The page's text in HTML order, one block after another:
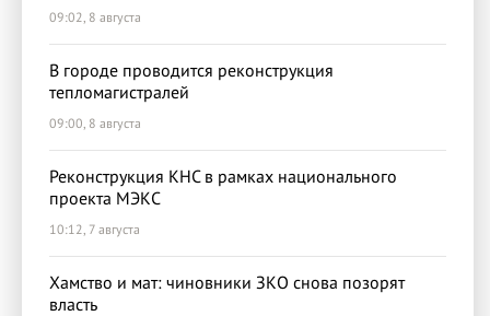
09:02, 8 августа
В городе проводится реконструкция
тепломагистралей
09:00, 8 августа
Реконструкция КНС в рамках национального
проекта МЭКС
10:12, 7 августа
Хамство и мат: чиновники ЗКО снова позорят
власть